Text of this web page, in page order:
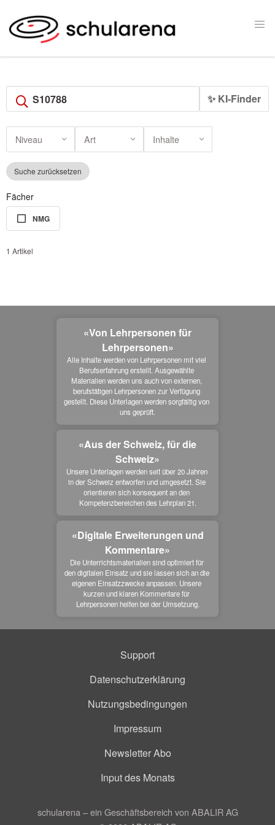
✨ KI-Finder
Niveau Art Inhalte
Suche zurücksetzen
Fächer
NMG
1 Artikel
«Von Lehrpersonen für
Lehrpersonen»
Alle Inhalte werden von Lehrpersonen mit viel
Berufserfahrung erstellt. Ausgewählte
Materialien werden uns auch von externen,
berufstätigen Lehrpersonen zur Verfügung
gestellt. Diese Unterlagen werden sorgfältig von
uns geprüft.
«Aus der Schweiz, für die
Schweiz»
Unsere Unterlagen werden seit über 20 Jahren
in der Schweiz entworfen und umgesetzt. Sie
orientieren sich konsequent an den
Kompetenzbereichen des Lehrplan 21.
«Digitale Erweiterungen und
Kommentare»
Die Unterrichtsmaterialien sind optimiert für
den digitalen Einsatz und sie lassen sich an die
eigenen Einsatzzwecke anpassen. Unsere
kurzen und klaren Kommentare für
Lehrpersonen helfen bei der Umsetzung.
Support
Datenschutzerklärung
Nutzungsbedingungen
Impressum
Newsletter Abo
Input des Monats
schularena – ein Geschäftsbereich von ABALIR AG